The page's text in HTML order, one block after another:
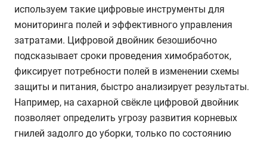
используем такие цифровые инструменты для
мониторинга полей и эффективного управления
затратами. Цифровой двойник безошибочно
подсказывает сроки проведения химобработок,
фиксирует потребности полей в изменении схемы
защиты и питания, быстро анализирует результаты.
Например, на сахарной свёкле цифровой двойник
позволяет определить угрозу развития корневых
гнилей задолго до уборки, только по состоянию